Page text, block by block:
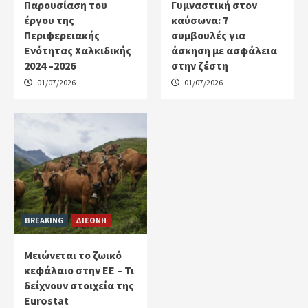
Παρουσίαση του
έργου της
Περιφερειακής
Ενότητας Χαλκιδικής
2024 –2026
01/07/2026
Γυμναστική στον
καύσωνα: 7
συμβουλές για
άσκηση με ασφάλεια
στην ζέστη
01/07/2026
BREAKING ΔΙΕΘΝΗ
Μειώνεται το ζωικό
κεφάλαιο στην ΕΕ – Τι
δείχνουν στοιχεία της
Eurostat